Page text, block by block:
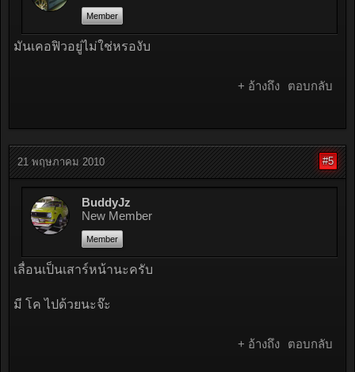
Member
มันเคอฟิวอยู่ไม่ใช่หรองับ
+ อ้างถึง ตอบกลับ
21 พฤษภาคม 2010 #5
BuddyJz
New Member
Member
เลื่อนเป็นเสาร์หน้านะครับ
มี โค ไปด้วยนะจ๊ะ
+ อ้างถึง ตอบกลับ